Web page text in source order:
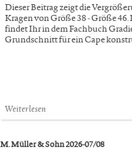
Dieser Beitrag zeigt die
Kragen von Größe 38 - Größe
findet Ihr in dem Fachbuch
Grundschnitt für ein Cape
Weiterlesen
M. Müller & Sohn 2026-07/08